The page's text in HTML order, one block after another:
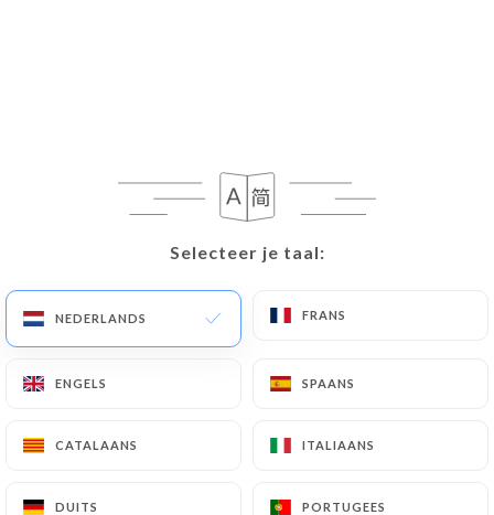
Selecteer je taal:
NEDERLANDS FRANS
ENGELS SPAANS
CATALAANS ITALIAANS
DUITS PORTUGEES
Selecteer je taal:
NEDERLANDS FRANS
ENGELS SPAANS
CATALAANS ITALIAANS
DUITS PORTUGEES